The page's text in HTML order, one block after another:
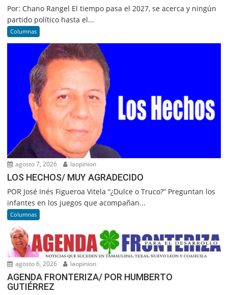
Por: Chano Rangel El tiempo pasa el 2027, se acerca y ningún
partido político hasta el...
Columnas
agosto 7, 2026 laopinion
LOS HECHOS/ MUY AGRADECIDO
POR José Inés Figueroa Vitela “¿Dulce o Truco?” Preguntan los
infantes en los juegos que acompañan...
Columnas
agosto 6, 2026 laopinion
AGENDA FRONTERIZA/ POR HUMBERTO
GUTIÉRREZ